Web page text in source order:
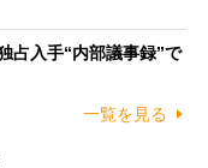
占入手“内部議事録”で
一覧を見る